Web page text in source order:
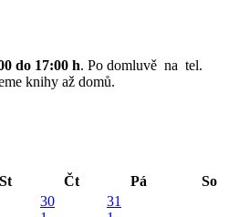
do 17:00 h. Po domluvě na tel.
knihy až domů.
St Čt Pá
So
30
31